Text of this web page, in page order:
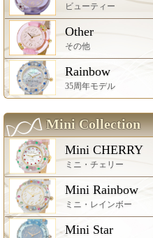
ビューティー
Other
その他
Rainbow
35周年モデル
Mini Collection
Mini CHERRY
ミニ・チェリー
Mini Rainbow
ミニ・レインボー
Mini Star